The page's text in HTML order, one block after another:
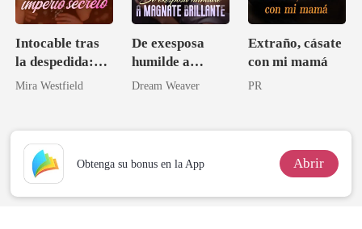
Intocable tras
la despedida:
Ahora revela su
Mira Westfield
De exesposa
humilde a
magnate
Dream Weaver
Extraño, cásate
con mi mamá
PR
Obtenga su bonus en la App Abrir